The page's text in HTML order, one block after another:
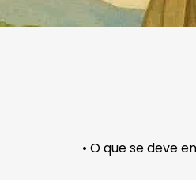
• O que se deve